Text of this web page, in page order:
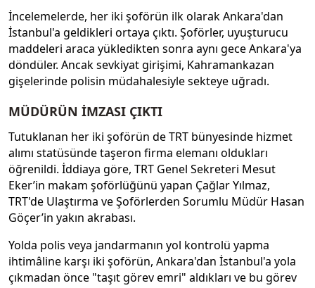
İncelemelerde, her iki şoförün ilk olarak Ankara'dan
İstanbul'a geldikleri ortaya çıktı. Şoförler, uyuşturucu
maddeleri araca yükledikten sonra aynı gece Ankara'ya
döndüler. Ancak sevkiyat girişimi, Kahramankazan
gişelerinde polisin müdahalesiyle sekteye uğradı.
MÜDÜRÜN İMZASI ÇIKTI
Tutuklanan her iki şoförün de TRT bünyesinde hizmet
alımı statüsünde taşeron firma elemanı oldukları
öğrenildi. İddiaya göre, TRT Genel Sekreteri Mesut
Eker’in makam şoförlüğünü yapan Çağlar Yılmaz,
TRT'de Ulaştırma ve Şoförlerden Sorumlu Müdür Hasan
Göçer’in yakın akrabası.
Yolda polis veya jandarmanın yol kontrolü yapma
ihtimâline karşı iki şoförün, Ankara'dan İstanbul'a yola
çıkmadan önce "taşıt görev emri" aldıkları ve bu görev